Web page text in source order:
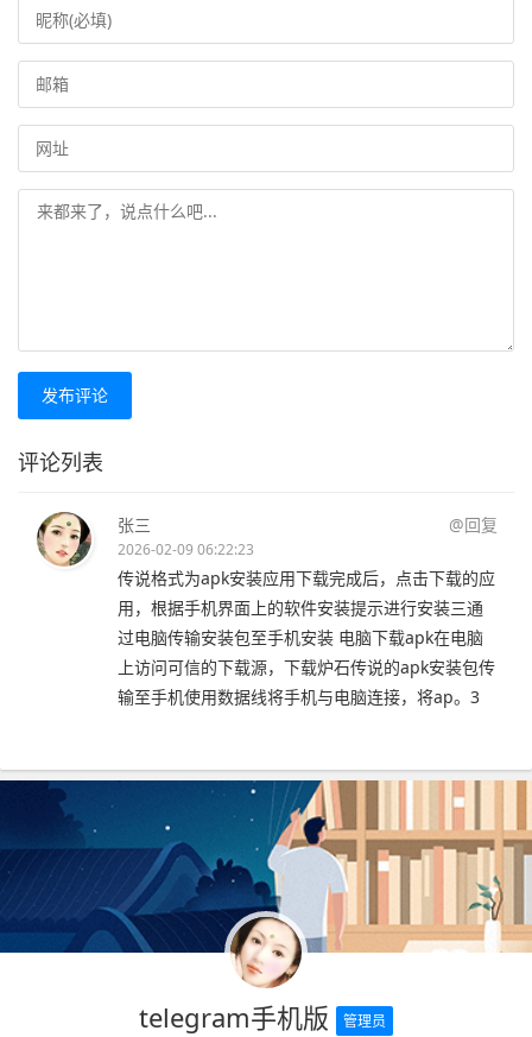
发布评论
评论列表
张三 @回复
2026-02-09 06:22:23
传说格式为apk安装应用下载完成后，点击下载的应
用，根据手机界面上的软件安装提示进行安装三通
过电脑传输安装包至手机安装 电脑下载apk在电脑
上访问可信的下载源，下载炉石传说的apk安装包传
输至手机使用数据线将手机与电脑连接，将ap。3
telegram手机版 管理员